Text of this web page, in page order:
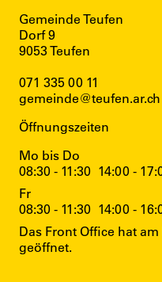
Gemeinde Teufen
Dorf 9
9053 Teufen
071 335 00 11
gemeinde@teufen.ar.ch
Öffnungszeiten
Mo bis Do
08:30 - 11:30 14:00 -
Fr
08:30 - 11:30 14:00 -
Das Front Office hat
geöffnet.